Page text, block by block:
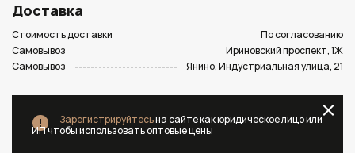
Доставка
Стоимость доставки
По согласованию
Самовывоз
Ириновский проспект, 1Ж
Самовывоз
Янино, Индустриальная улица, 21
Зарегистрируйтесьна сайте как юридическое лицо или
ИП чтобы использовать оптовые цены